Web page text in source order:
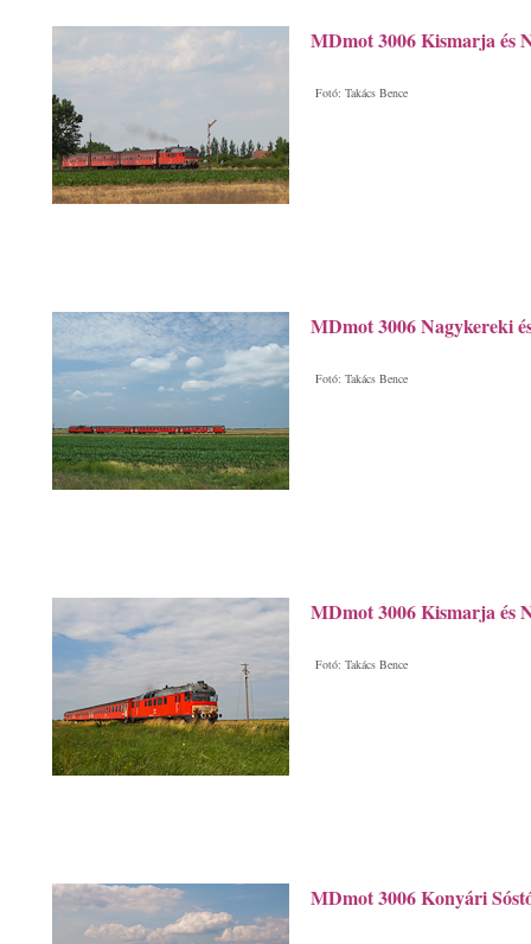
MDmot 3006 Kismarja és
Fotó: Takács Bence
MDmot 3006 Nagykereki
Fotó: Takács Bence
MDmot 3006 Kismarja és
Fotó: Takács Bence
MDmot 3006 Konyári